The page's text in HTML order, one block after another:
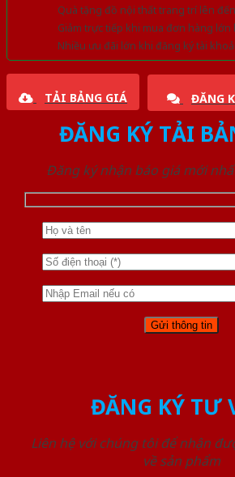
Quà tặng đồ nội thất trang trí lên đến
Giảm trực tiếp khi mua đơn hàng lớn
Nhiều ưu đãi lớn khi đăng ký tài
TẢI BẢNG GIÁ ĐĂNG
ĐĂNG KÝ TẢI
Đăng ký nhận báo giá mới
ĐĂNG KÝ TƯ
Liên hệ với chúng tôi để nhận
về sản phẩm